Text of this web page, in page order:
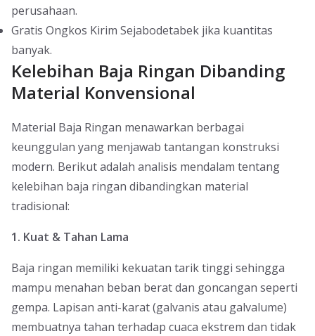
perusahaan.
Gratis Ongkos Kirim Sejabodetabek jika kuantitas
banyak.
Kelebihan Baja Ringan Dibanding
Material Konvensional
Material Baja Ringan menawarkan berbagai
keunggulan yang menjawab tantangan konstruksi
modern. Berikut adalah analisis mendalam tentang
kelebihan baja ringan dibandingkan material
tradisional:
1. Kuat & Tahan Lama
Baja ringan memiliki kekuatan tarik tinggi sehingga
mampu menahan beban berat dan goncangan seperti
gempa. Lapisan anti-karat (galvanis atau galvalume)
membuatnya tahan terhadap cuaca ekstrem dan tidak